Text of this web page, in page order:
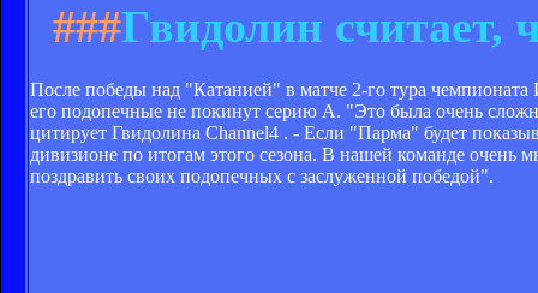
###Гвидолин
После победы над "Катанией" в матче 2-го тура
его подопечные не покинут серию А. "Это была очень
цитирует Гвидолина Channel4 . - Если "Парма" будет
дивизионе по итогам этого сезона. В нашей команде очень
поздравить своих подопечных с заслуженной победой".